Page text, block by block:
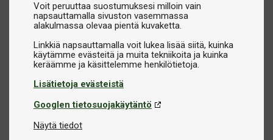
Voit peruuttaa suostumuksesi milloin vain
napsauttamalla sivuston vasemmassa
alakulmassa olevaa pientä kuvaketta.
Linkkiä napsauttamalla voit lukea lisää siitä, kuinka
käytämme evästeitä ja muita tekniikoita ja kuinka
Lisätietoja evästeistä
Googlen tietosuojakäytäntö
Näytä tiedot